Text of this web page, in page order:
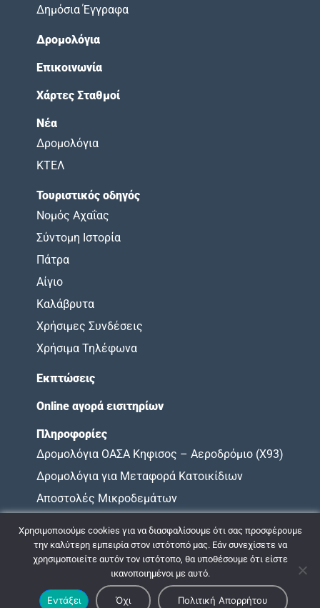
Δημόσια Έγγραφα
Δρομολόγια
Επικοινωνία
Χάρτες Σταθμοί
Νέα
Δρομολόγια
ΚΤΕΛ
Τουριστικός οδηγός
Νομός Αχαΐας
Σύντομη Ιστορία
Πάτρα
Αίγιο
Καλάβρυτα
Χρήσιμες Συνδέσεις
Χρήσιμα Τηλέφωνα
Εκπτώσεις
Online αγορά εισιτηρίων
Πληροφορίες
Δρομολόγια ΟΑΣΑ Κηφισος – Αεροδρόμιο (X93)
Δρομολόγια για Μεταφορά Κατοικίδιων
Αποστολές Μικροδεμάτων
Χάρτης Υποχρεώσεων
© 2009 - 2026 ΚΤΕΛ ΝΟΜΟΥ ΑΧΑΪΑΣ |Πολιτική Απορρήτου
Σχεδιασμός & Ανάπτυξη:
ΙΜΕ Πληροφορική
Χρησιμοποιούμε cookies για να διασφαλίσουμε ότι σας προσφέρουμε
την καλύτερη εμπειρία στον ιστότοπό μας. Εάν συνεχίσετε να
χρησιμοποιείτε αυτόν τον ιστότοπο, θα υποθέσουμε ότι είστε
ικανοποιημένοι με αυτό.
Εντάξει Όχι Πολιτική Απορρήτου